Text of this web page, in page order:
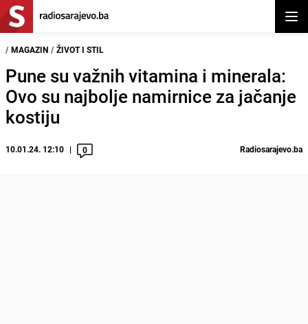
/ MAGAZIN / ŽIVOT I STIL
Pune su važnih vitamina i minerala:
Ovo su najbolje namirnice za jačanje
kostiju
10.01.24. 12:10 0 Radiosarajevo.ba